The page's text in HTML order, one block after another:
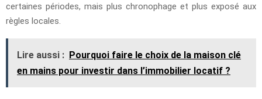
certaines périodes, mais plus chronophage et plus exposé aux
règles locales.
Lire aussi : Pourquoi faire le choix de la maison clé
en mains pour investir dans l’immobilier locatif ?